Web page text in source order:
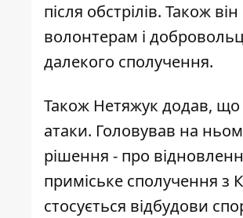
після обстрілів. Також
волонтерам і
далекого сполучення.
Також Нетяжук додав, що
атаки. Головував на
рішення - про
приміське сполучення
стосується відбудови